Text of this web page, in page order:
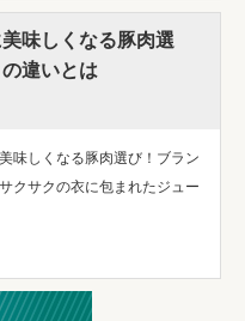
味しくなる豚肉選
違いとは
味しくなる豚肉選び！ブラン
クサクの衣に包まれたジュー